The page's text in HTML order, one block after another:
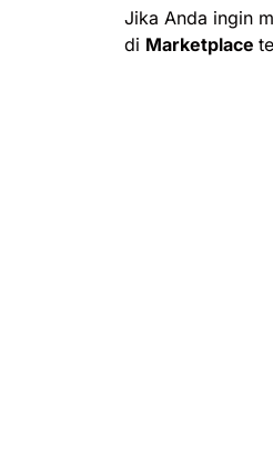
Jika Anda ingin
di Marketplace